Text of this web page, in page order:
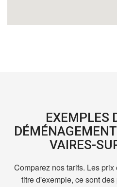
EXEMPLES
VAIRES-
Comparez nos tarifs. Les
titre d'exemple, ce sont